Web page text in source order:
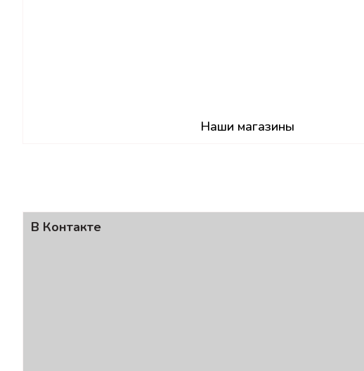
Наши магазины
В Контакте